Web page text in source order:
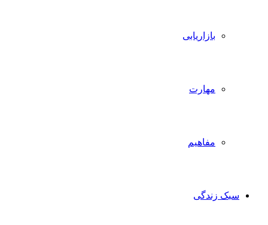
بازاریابی
مهارت
مفاهیم
سبک زندگی